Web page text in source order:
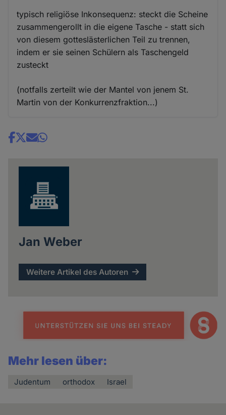
typisch religiöse Inkonsequenz: steckt die Scheine
zusammengerollt in die eigene Tasche - statt sich
von diesem gotteslästerlichen Teil zu trennen,
indem er sie seinen Schülern als Taschengeld
zusteckt
(notfalls zerteilt wie der Mantel von jenem St.
Martin von der Konkurrenzfraktion...)
Share
Jan Weber
Weitere Artikel des Autoren
Mehr lesen über:
Judentum orthodox Israel